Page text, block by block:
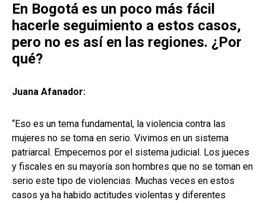
En Bogotá es un poco más fácil
hacerle seguimiento a estos casos,
pero no es así en las regiones. ¿Por
qué?
Juana Afanador:
“Eso es un tema fundamental, la violencia contra las
mujeres no se toma en serio. Vivimos en un sistema
patriarcal. Empecemos por el sistema judicial. Los jueces
y fiscales en su mayoría son hombres que no se toman en
serio este tipo de violencias. Muchas veces en estos
casos ya ha habido actitudes violentas y diferentes